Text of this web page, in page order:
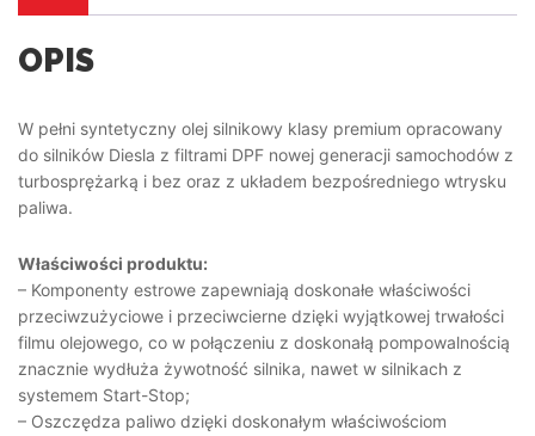
OPIS
W pełni syntetyczny olej silnikowy klasy premium opracowany
do silników Diesla z filtrami DPF nowej generacji samochodów z
turbosprężarką i bez oraz z układem bezpośredniego wtrysku
paliwa.
Właściwości produktu:
– Komponenty estrowe zapewniają doskonałe właściwości
przeciwzużyciowe i przeciwcierne dzięki wyjątkowej trwałości
filmu olejowego, co w połączeniu z doskonałą pompowalnością
znacznie wydłuża żywotność silnika, nawet w silnikach z
systemem Start-Stop;
– Oszczędza paliwo dzięki doskonałym właściwościom